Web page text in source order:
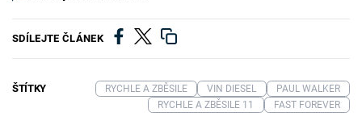
SDÍLEJTE ČLÁNEK
ŠTÍTKY RYCHLE A ZBĚSILE VIN DIESEL
PAUL WALKER
RYCHLE A ZBĚSILE 11
FAST FOREVER